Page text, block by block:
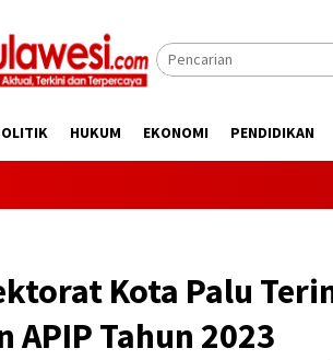
HUKUM EKONOMI PENDIDIKAN
Dewan
Kota Palu
APIP Tahun 2023